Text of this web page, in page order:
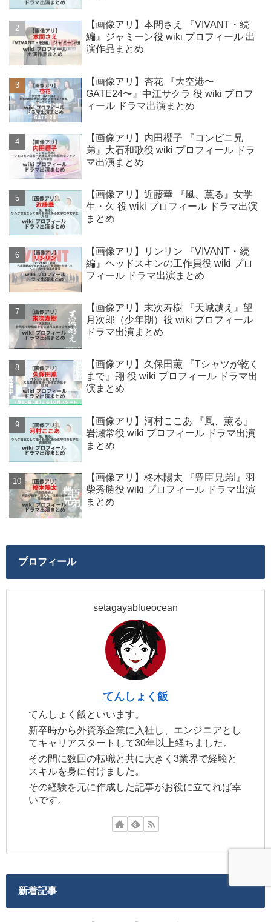
【画像アリ】本間さえ 『VIVANT・続
編』ジャミーン役 wiki プロフィール 出
演作品まとめ
【画像アリ】杏花 『大空港〜
GATE24〜』中江サクラ 役 wiki プロフ
ィール ドラマ出演まとめ
【画像アリ】内田櫻子 『コンビニ兄
弟』大石和歌役 wiki プロフィール ドラ
マ出演まとめ
【画像アリ】近藤華 『風、薫る』女学
生・久 役 wiki プロフィール ドラマ出演
まとめ
【画像アリ】リンリン 『VIVANT・続
編』ヘッドスキンの工作員役 wiki プロ
フィール ドラマ出演まとめ
【画像アリ】末次寿樹 『天城越え』望
月次郎（少年期）役 wiki プロフィール
ドラマ出演まとめ
【画像アリ】久保田薫 『Tシャツが乾く
まで』翔 役 wiki プロフィール ドラマ出
演まとめ
【画像アリ】河村ここあ 『風、薫る』
岩瀬常役 wiki プロフィール ドラマ出演
まとめ
【画像アリ】柊木陽太 『豊臣兄弟!』羽
柴秀勝役 wiki プロフィール ドラマ出演
まとめ
プロフィール
setagayablueocean
てんしょく飯
てんしょく飯といいます。
新卒時から外資系企業に入社し、エンジニアとし
てキャリアスタートして30年以上経ちました。
その間に数回の転職と共に大きく3業界で経験と
スキルを身に付けました。
その経験を元に作成した記事がお役に立てれば幸
いです。
新着記事